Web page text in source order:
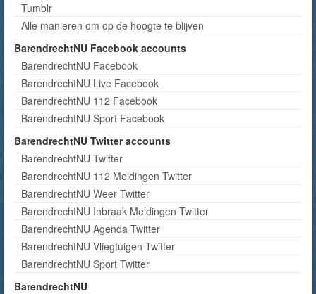
Tumblr
Alle manieren om op de hoogte te blijven
BarendrechtNU Facebook accounts
BarendrechtNU Facebook
BarendrechtNU Live Facebook
BarendrechtNU 112 Facebook
BarendrechtNU Sport Facebook
BarendrechtNU Twitter accounts
BarendrechtNU Twitter
BarendrechtNU 112 Meldingen Twitter
BarendrechtNU Weer Twitter
BarendrechtNU Inbraak Meldingen Twitter
BarendrechtNU Agenda Twitter
BarendrechtNU Vliegtuigen Twitter
BarendrechtNU Sport Twitter
BarendrechtNU